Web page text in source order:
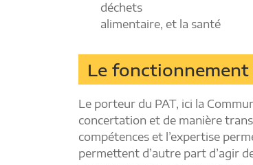
déchets
alimentaire, et la santé
Le fonctionnement
Le porteur du PAT, ici la
concertation et de manière
compétences et l’expertise
permettent d’autre part d’agir